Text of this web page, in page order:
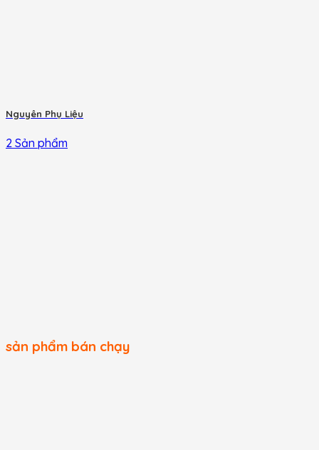
Nguyên Phụ Liệu
2 Sản phẩm
sản phẩm bán chạy